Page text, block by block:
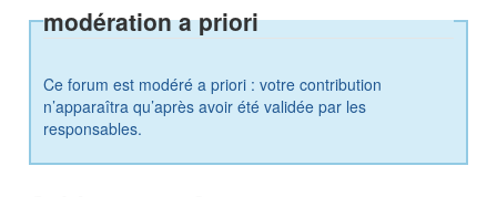
modération a priori
Ce forum est modéré a priori : votre contribution
n’apparaîtra qu’après avoir été validée par les
responsables.